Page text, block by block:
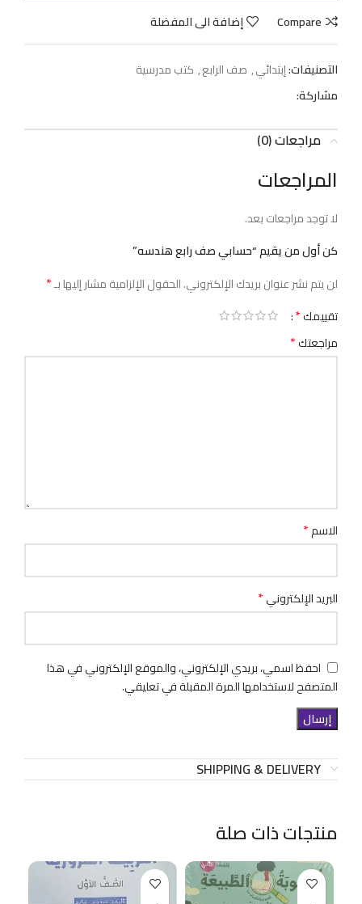
Compare
إضافة الى المفضلة
التصنيفات:إبتدائي, صف الرابع, كتب مدرسية
مشاركة:
مراجعات (0)
المراجعات
لا توجد مراجعات بعد.
كن أول من يقيم “حسابي صف رابع هندسه”
لن يتم نشر عنوان بريدك الإلكتروني.الحقول الإلزامية مشار إليها بـ*
تقييمك*
مراجعتك*
الاسم*
البريد الإلكتروني*
احفظ اسمي، بريدي الإلكتروني، والموقع الإلكتروني في هذا
المتصفح لاستخدامها المرة المقبلة في تعليقي.
SHIPPING & DELIVERY
منتجات ذات صلة